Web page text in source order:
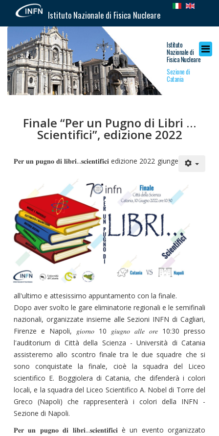
Istituto Nazionale di Fisica Nucleare
Istituto
Nazionale di
Fisica Nucleare
Sezione di
Catania
Finale “Per un Pugno di Libri …
Scientifici”, edizione 2022
𝐏𝐞𝐫 𝐮𝐧 𝐩𝐮𝐠𝐧𝐨 𝐝𝐢 𝐥𝐢𝐛𝐫𝐢...𝐬𝐜𝐢𝐞𝐧𝐭𝐢𝐟𝐢𝐜𝐢 edizione 2022 giunge
all'ultimo e attesissimo appuntamento con la finale.
Dopo aver svolto le gare eliminatorie regionali e le semifinali
nazionali, organizzate insieme alle Sezioni INFN di Cagliari,
Firenze e Napoli, 𝑔𝑖𝑜𝑟𝑛𝑜 10 𝑔𝑖𝑢𝑔𝑛𝑜 𝑎𝑙𝑙𝑒 𝑜𝑟𝑒 10:30 presso
l'auditorium di Città della Scienza - Università di Catania
assisteremo allo scontro finale tra le due squadre che si
sono conquistate la finale, cioè la squadra del Liceo
scientifico E. Boggiolera di Catania, che difenderà i colori
locali, e la squadra del Liceo Scientifico A. Nobel di Torre del
Greco (Napoli) che rappresenterà i colori della INFN -
Sezione di Napoli.
𝐏𝐞𝐫 𝐮𝐧 𝐩𝐮𝐠𝐧𝐨 𝐝𝐢 𝐥𝐢𝐛𝐫𝐢...𝐬𝐜𝐢𝐞𝐧𝐭𝐢𝐟𝐢𝐜𝐢 è un evento organizzato